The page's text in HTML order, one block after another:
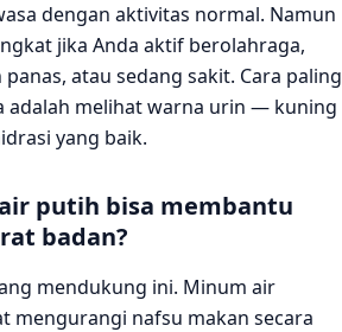
dengan aktivitas normal. Namun
jika Anda aktif berolahraga,
atau sedang sakit. Cara paling
adalah melihat warna urin — kuning
yang baik.
putih bisa membantu
badan?
mendukung ini. Minum air
mengurangi nafsu makan secara